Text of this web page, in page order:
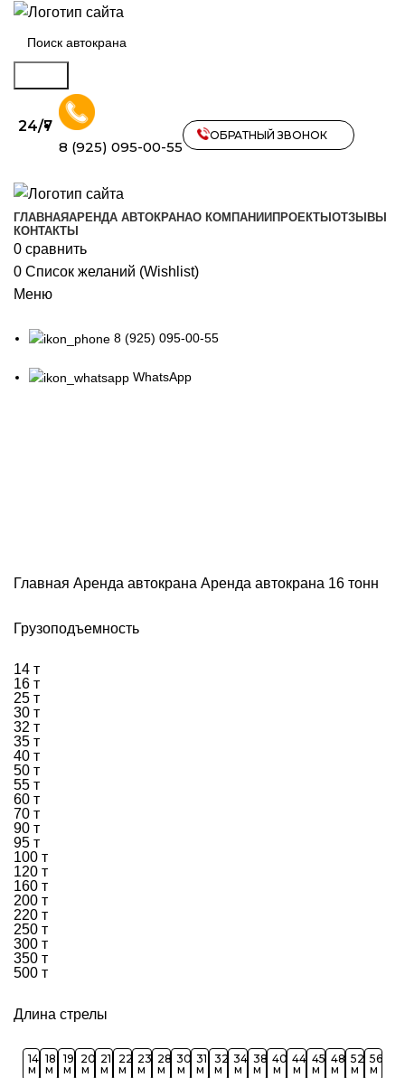
24/7
8 (925) 095-00-55
ОБРАТНЫЙ ЗВОНОК
ГЛАВНАЯАРЕНДА АВТОКРАНАО КОМПАНИИПРОЕКТЫОТЗЫВЫ
КОНТАКТЫ
0 сравнить
0 Список желаний (Wishlist)
Меню
8 (925) 095-00-55
WhatsApp
Главная Аренда автокрана Аренда автокрана 16 тонн
Грузоподъемность
14 т
16 т
25 т
30 т
32 т
35 т
40 т
50 т
55 т
60 т
70 т
90 т
95 т
100 т
120 т
160 т
200 т
220 т
250 т
300 т
350 т
500 т
Длина стрелы
14
м
18
м
19
м
20
м
21
м
22
м
23
м
28
м
30
м
31
м
32
м
34
м
38
м
40
м
44
м
45
м
48
м
52
м
56
м